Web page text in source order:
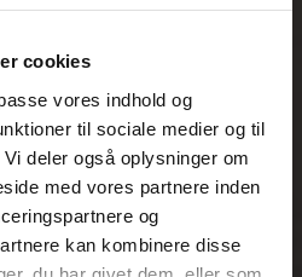
cookies
vores indhold og
til sociale medier og til
deler også oplysninger om
med vores partnere inden
og
kan kombinere disse